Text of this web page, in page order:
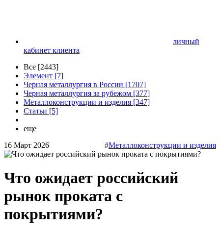
личный
кабинет клиента
Все [2443]
Элемент [7]
Черная металлургия в России [1707]
Черная металлургия за рубежом [377]
Металлоконструкции и изделия [347]
Статьи [5]
еще
16 Март 2026
#Металлоконструкции и изделия
Что ожидает российский
рынок проката с
покрытиями?